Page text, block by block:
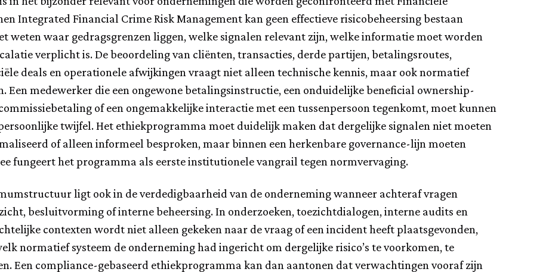
Integrated Financial Crime Risk Management kan geen effectieve risicobeheersing bestaan
weten waar gedragsgrenzen liggen, welke signalen relevant zijn, welke informatie moet worden
verplicht is. De beoordeling van cliënten, transacties, derde partijen, betalingsroutes,
deals en operationele afwijkingen vraagt niet alleen technische kennis, maar ook normatief
Een medewerker die een ongewone betalingsinstructie, een onduidelijke beneficial ownership-
of een ongemakkelijke interactie met een tussenpersoon tegenkomt, moet kunnen
twijfel. Het ethiekprogramma moet duidelijk maken dat dergelijke signalen niet moeten
of alleen informeel besproken, maar binnen een herkenbare governance-lijn moeten
fungeert het programma als eerste institutionele vangrail tegen normvervaging.
ligt ook in de verdedigbaarheid van de onderneming wanneer achteraf vragen
besluitvorming of interne beheersing. In onderzoeken, toezichtdialogen, interne audits en
contexten wordt niet alleen gekeken naar de vraag of een incident heeft plaatsgevonden,
normatief systeem de onderneming had ingericht om dergelijke risico’s te voorkomen, te
Een compliance-gebaseerd ethiekprogramma kan dan aantonen dat verwachtingen vooraf zijn